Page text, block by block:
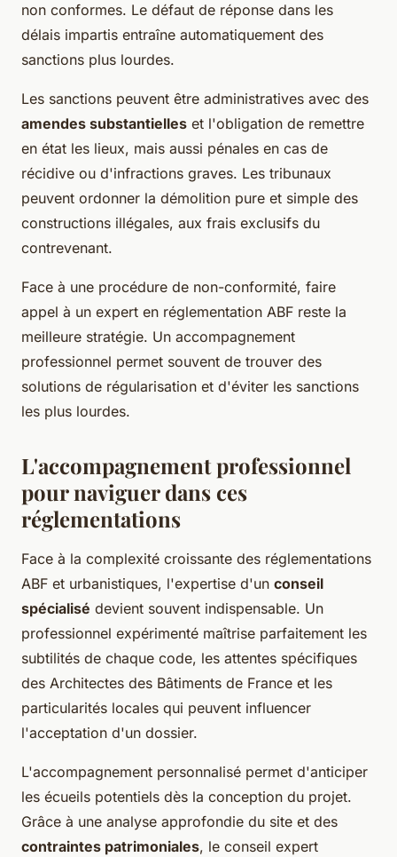
non conformes. Le défaut de réponse dans les
délais impartis entraîne automatiquement des
sanctions plus lourdes.
Les sanctions peuvent être administratives avec des
amendes substantielles et l'obligation de remettre
en état les lieux, mais aussi pénales en cas de
récidive ou d'infractions graves. Les tribunaux
peuvent ordonner la démolition pure et simple des
constructions illégales, aux frais exclusifs du
contrevenant.
Face à une procédure de non-conformité, faire
appel à un expert en réglementation ABF reste la
meilleure stratégie. Un accompagnement
professionnel permet souvent de trouver des
solutions de régularisation et d'éviter les sanctions
les plus lourdes.
L'accompagnement professionnel
pour naviguer dans ces
réglementations
Face à la complexité croissante des réglementations
ABF et urbanistiques, l'expertise d'un conseil
spécialisé devient souvent indispensable. Un
professionnel expérimenté maîtrise parfaitement les
subtilités de chaque code, les attentes spécifiques
des Architectes des Bâtiments de France et les
particularités locales qui peuvent influencer
l'acceptation d'un dossier.
L'accompagnement personnalisé permet d'anticiper
les écueils potentiels dès la conception du projet.
Grâce à une analyse approfondie du site et des
contraintes patrimoniales, le conseil expert